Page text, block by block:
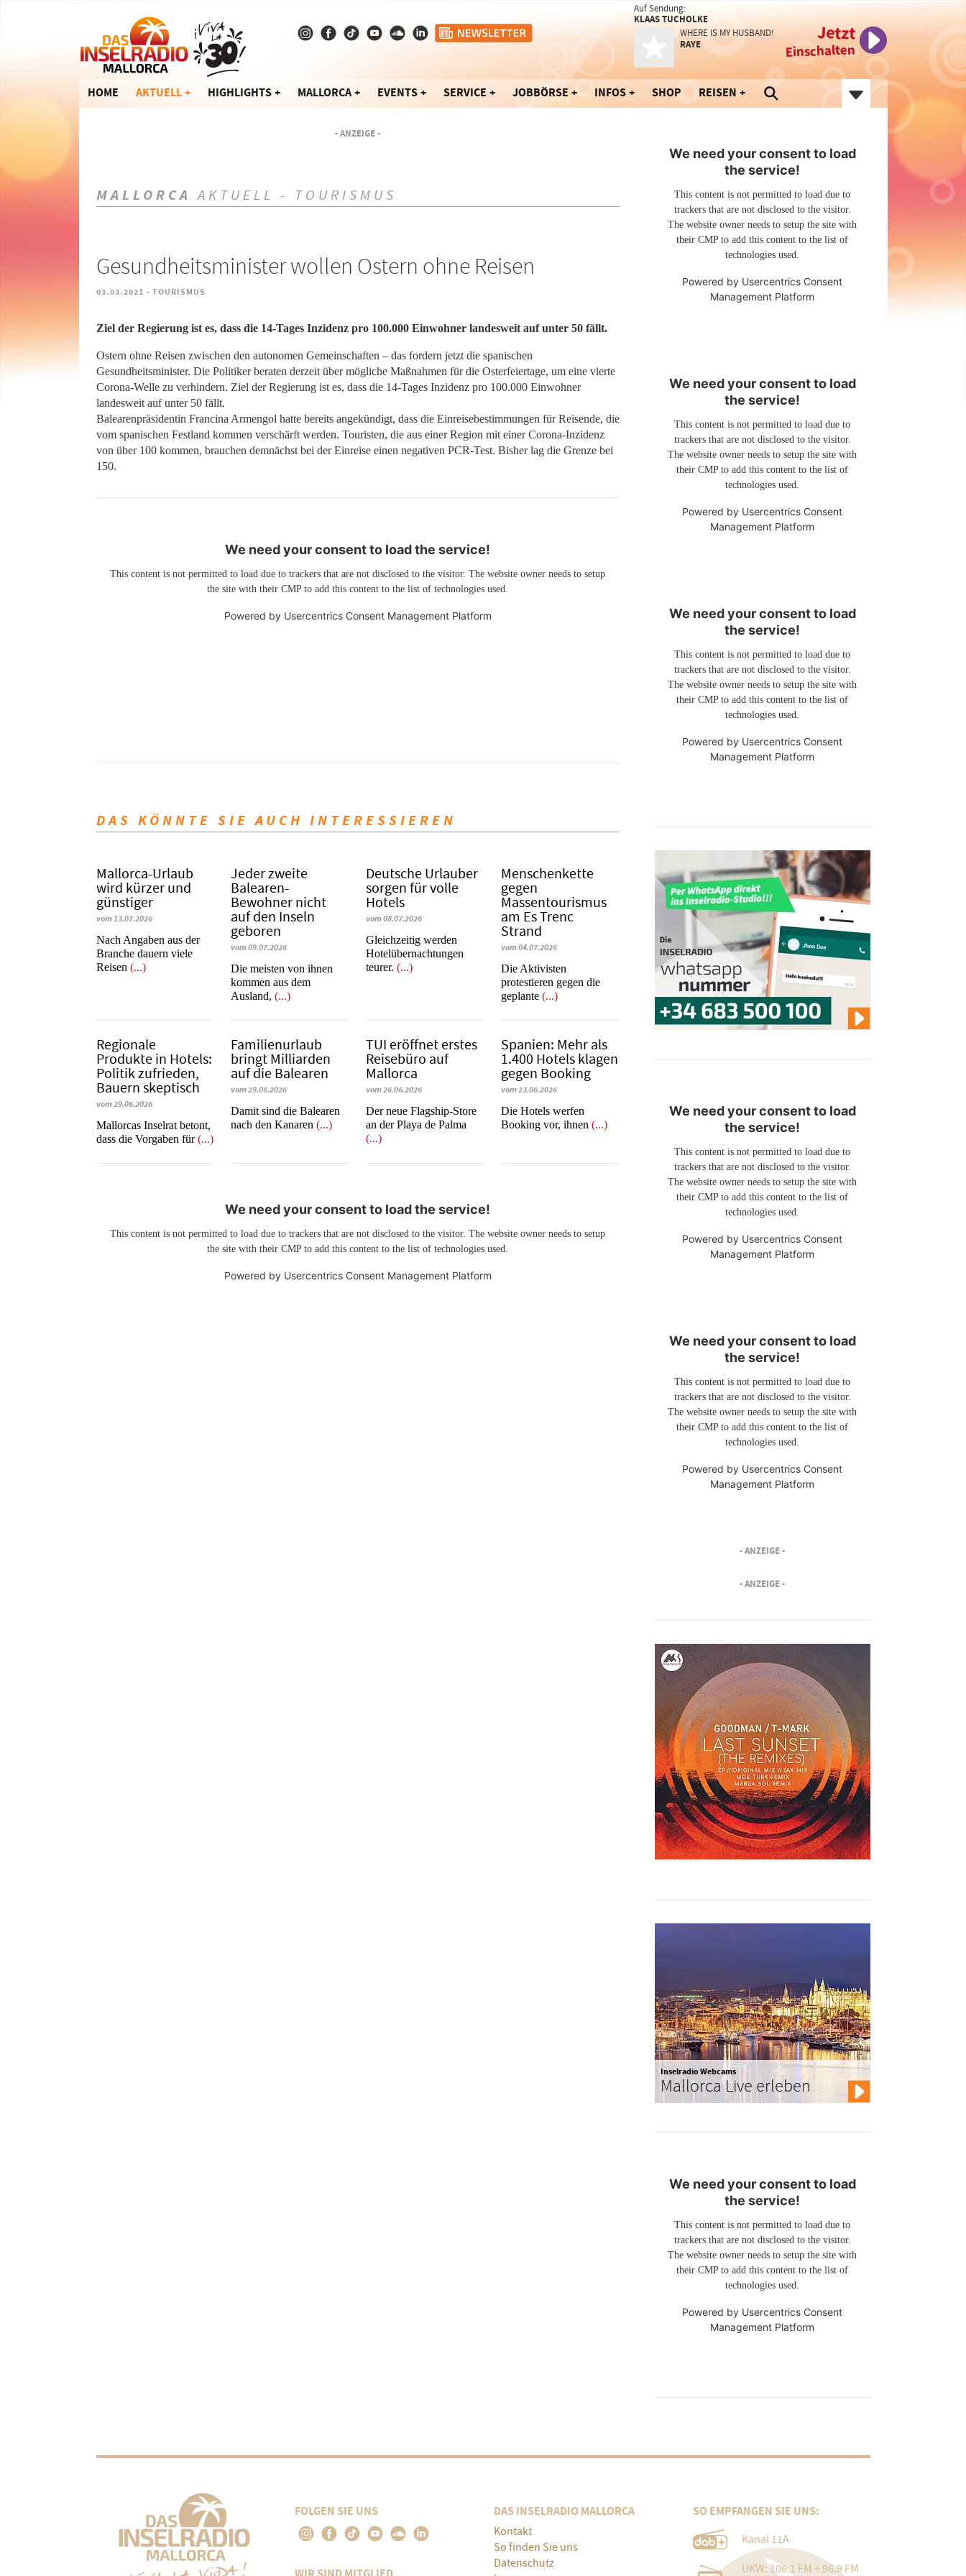
Auf Sendung:
KLAAS TUCHOLKE
WHERE IS MY HUSBAND!
RAYE
Jetzt
Einschalten
HOME AKTUELL HIGHLIGHTS MALLORCA EVENTS SERVICE JOBBÖRSE INFOS SHOP REISEN
- ANZEIGE -
MALLORCA AKTUELL - TOURISMUS
Gesundheitsminister wollen Ostern ohne Reisen
03.03.2021 - TOURISMUS
Ziel der Regierung ist es, dass die 14-Tages Inzidenz pro 100.000 Einwohner landesweit auf unter 50 fällt.
Ostern ohne Reisen zwischen den autonomen Gemeinschaften – das fordern jetzt die spanischen
Gesundheitsminister. Die Politiker beraten derzeit über mögliche Maßnahmen für die Osterfeiertage, um eine vierte
Corona-Welle zu verhindern. Ziel der Regierung ist es, dass die 14-Tages Inzidenz pro 100.000 Einwohner
landesweit auf unter 50 fällt.
Balearenpräsidentin Francina Armengol hatte bereits angekündigt, dass die Einreisebestimmungen für Reisende, die
vom spanischen Festland kommen verschärft werden. Touristen, die aus einer Region mit einer Corona-Inzidenz
von über 100 kommen, brauchen demnächst bei der Einreise einen negativen PCR-Test. Bisher lag die Grenze bei
150.
We need your consent to load the service!
This content is not permitted to load due to trackers that are not disclosed to the visitor. The website owner needs to setup
the site with their CMP to add this content to the list of technologies used.
Powered by Usercentrics Consent Management Platform
DAS KÖNNTE SIE AUCH INTERESSIEREN
Mallorca-Urlaub
wird kürzer und
günstiger
vom 13.07.2026
Nach Angaben aus der
Branche dauern viele
Reisen (...)
Jeder zweite
Balearen-
Bewohner nicht
auf den Inseln
geboren
vom 09.07.2026
Die meisten von ihnen
kommen aus dem
Ausland,(...)
Deutsche Urlauber
sorgen für volle
Hotels
vom 08.07.2026
Gleichzeitig werden
Hotelübernachtungen
teurer.(...)
Menschenkette
gegen
Massentourismus
am Es Trenc
Strand
vom 04.07.2026
Die Aktivisten
protestieren gegen die
geplante(...)
Regionale
Produkte in Hotels:
Politik zufrieden,
Bauern skeptisch
vom 29.06.2026
Mallorcas Inselrat betont,
dass die Vorgaben für(...)
Familienurlaub
bringt Milliarden
auf die Balearen
vom 29.06.2026
​​​​​​​Damit sind die Balearen
nach den Kanaren(...)
TUI eröffnet erstes
Reisebüro auf
Mallorca
vom 26.06.2026
Der neue Flagship-Store
an der Playa de Palma
(...)
Spanien: Mehr als
1.400 Hotels klagen
gegen Booking
vom 23.06.2026
​​​​​​​Die Hotels werfen
Booking vor, ihnen(...)
We need your consent to load the service!
This content is not permitted to load due to trackers that are not disclosed to the visitor. The website owner needs to setup
the site with their CMP to add this content to the list of technologies used.
Powered by Usercentrics Consent Management Platform
We need your consent to load
the service!
This content is not permitted to load due to
trackers that are not disclosed to the visitor.
The website owner needs to setup the site with
their CMP to add this content to the list of
technologies used.
Powered by Usercentrics Consent
Management Platform
We need your consent to load
the service!
This content is not permitted to load due to
trackers that are not disclosed to the visitor.
The website owner needs to setup the site with
their CMP to add this content to the list of
technologies used.
Powered by Usercentrics Consent
Management Platform
We need your consent to load
the service!
This content is not permitted to load due to
trackers that are not disclosed to the visitor.
The website owner needs to setup the site with
their CMP to add this content to the list of
technologies used.
Powered by Usercentrics Consent
Management Platform
We need your consent to load
the service!
This content is not permitted to load due to
trackers that are not disclosed to the visitor.
The website owner needs to setup the site with
their CMP to add this content to the list of
technologies used.
Powered by Usercentrics Consent
Management Platform
We need your consent to load
the service!
This content is not permitted to load due to
trackers that are not disclosed to the visitor.
The website owner needs to setup the site with
their CMP to add this content to the list of
technologies used.
Powered by Usercentrics Consent
Management Platform
- ANZEIGE -
- ANZEIGE -
Inselradio Webcams
Mallorca Live erleben
We need your consent to load
the service!
This content is not permitted to load due to
trackers that are not disclosed to the visitor.
The website owner needs to setup the site with
their CMP to add this content to the list of
technologies used.
Powered by Usercentrics Consent
Management Platform
FOLGEN SIE UNS DAS INSELRADIO MALLORCA
Kontakt
So finden Sie uns
Datenschutz
SO EMPFANGEN SIE UNS:
Kanal 11A
UKW: 106.1 FM + 96.9 FM